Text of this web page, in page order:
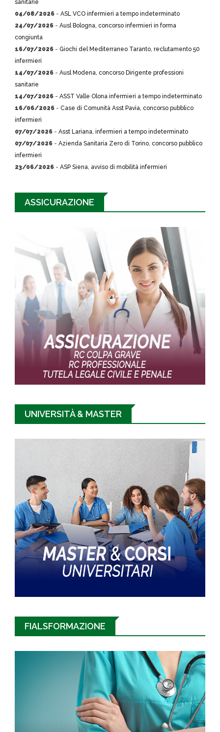
sanitarie
04/08/2026 - ASL VCO infermieri a tempo indeterminato
24/07/2026 - Ausl Bologna, concorso infermieri in forma
congiunta
16/07/2026 - Giochi del Mediterraneo Taranto, reclutamento 50
infermieri
14/07/2026 - Ausl Modena, concorso Dirigente professioni
sanitarie
14/07/2026 - ASST Valle Olona infermieri a tempo indeterminato
16/06/2026 - Case di Comunità Asst Pavia, concorso pubblico
infermieri
07/07/2026 - Asst Lariana, infermieri a tempo indeterminato
07/07/2026 - Azienda Sanitaria Zero di Torino, concorso pubblico
infermieri
23/06/2026 - ASP Siena, avviso di mobilità infermieri
ASSICURAZIONE
UNIVERSITÀ & MASTER
FIALSFORMAZIONE